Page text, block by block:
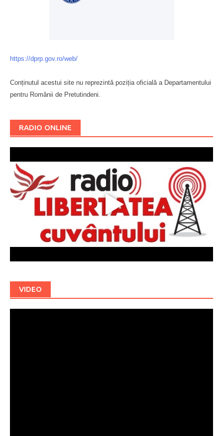
https://dprp.gov.ro/web/
Conținutul acestui site nu reprezintă poziția oficială a Departamentului
pentru Românii de Pretutindeni.
RADIO ONLINE
VIDEO